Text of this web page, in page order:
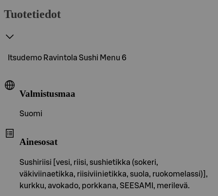
Tuotetiedot
Itsudemo Ravintola Sushi Menu 6
Valmistusmaa
Suomi
Ainesosat
Sushiriisi [vesi, riisi, sushietikka (sokeri,
väkiviinaetikka, riisiviinietikka, suola, ruokomelassi)],
kurkku, avokado, porkkana, SEESAMI, merilevä.